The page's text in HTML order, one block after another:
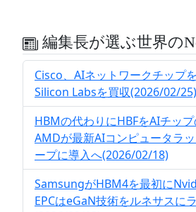
編集長が選ぶ世界の
Cisco、AIネットワークチップ
Silicon Labsを買収(2026/02/25)
HBMの代わりにHBFをAIチップ
AMDが最新AIコンピュータラ
ープに導入へ(2026/02/18)
SamsungがHBM4を最初に
EPCはeGaN技術をルネサスに